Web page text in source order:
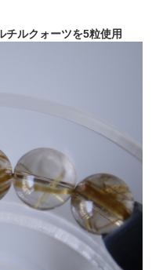
チルクォーツを5粒使用